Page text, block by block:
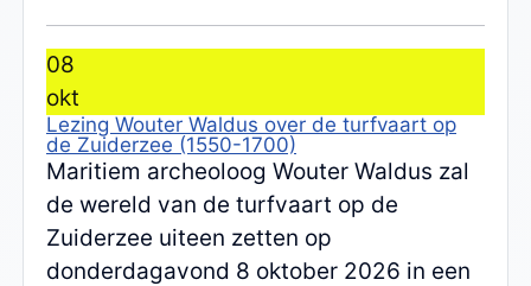
08
okt
Lezing Wouter Waldus over de turfvaart op
de Zuiderzee (1550-1700)
Maritiem archeoloog Wouter Waldus zal
de wereld van de turfvaart op de
Zuiderzee uiteen zetten op
donderdagavond 8 oktober 2026 in een